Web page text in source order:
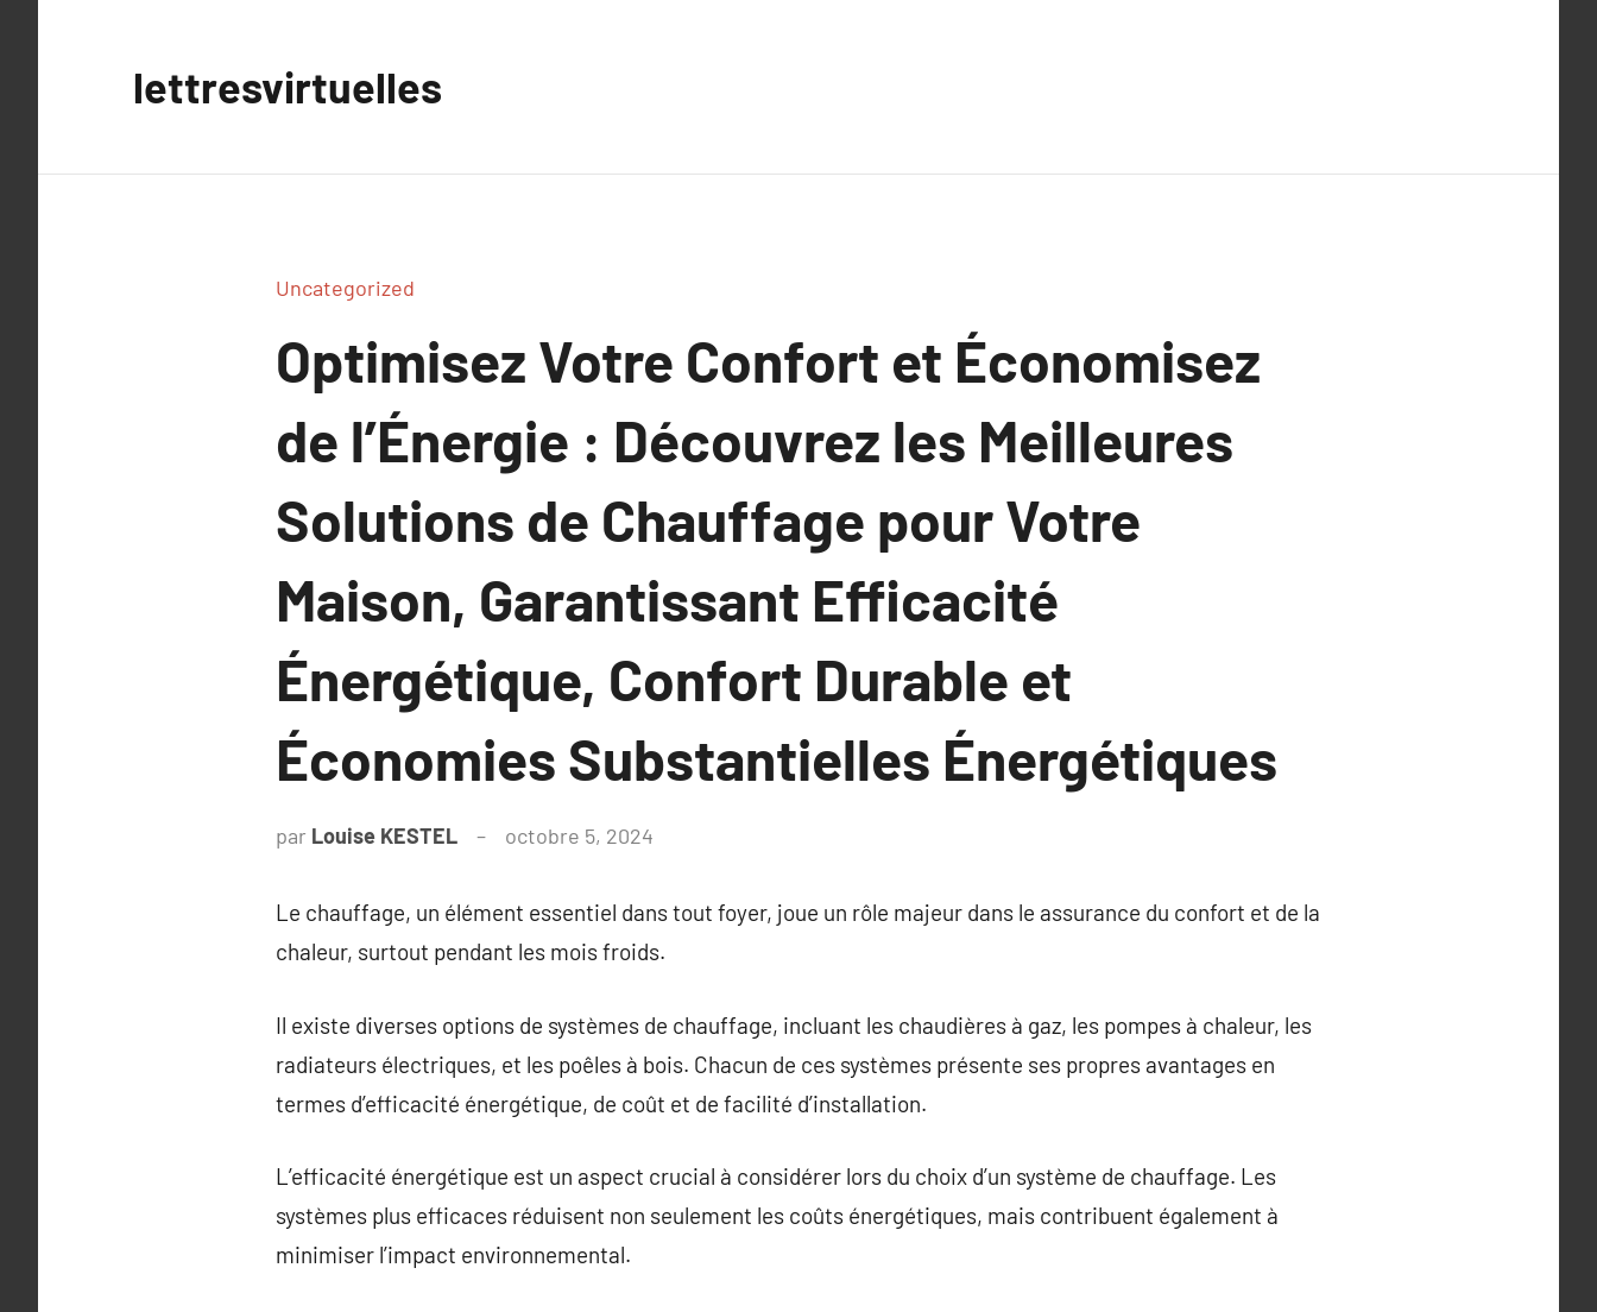
lettresvirtuelles
Uncategorized
Optimisez Votre Confort et Économisez
de l’Énergie : Découvrez les Meilleures
Solutions de Chauffage pour Votre
Maison, Garantissant Efficacité
Énergétique, Confort Durable et
Économies Substantielles Énergétiques
par Louise KESTEL octobre 5, 2024
Le chauffage, un élément essentiel dans tout foyer, joue un rôle majeur dans le assurance du confort et de la
chaleur, surtout pendant les mois froids.
Il existe diverses options de systèmes de chauffage, incluant les chaudières à gaz, les pompes à chaleur, les
radiateurs électriques, et les poêles à bois. Chacun de ces systèmes présente ses propres avantages en
termes d’efficacité énergétique, de coût et de facilité d’installation.
L’efficacité énergétique est un aspect crucial à considérer lors du choix d’un système de chauffage. Les
systèmes plus efficaces réduisent non seulement les coûts énergétiques, mais contribuent également à
minimiser l’impact environnemental.